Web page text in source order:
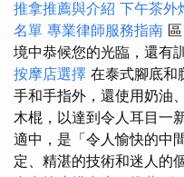
推拿推薦與介紹 下午茶外
名單 專業律師服務指南
境中恭候您的光臨，還有
按摩店選擇 在泰式腳底和
手和手指外，還使用奶油
木棍，以達到令人耳目一
適中，是「令人愉快的中
定、精湛的技術和迷人的